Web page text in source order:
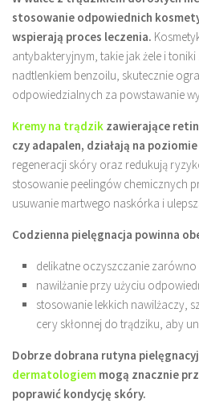
stosowanie odpowiednich
wspierają proces leczenia.
antybakteryjnym, takie jak żele i
nadtlenkiem benzoilu, skutecznie
odpowiedzialnych za powstawanie
Kremy na trądzik zawierające
czy adapalen, działają na
regeneracji skóry oraz redukują
stosowanie peelingów chemicznych
usuwanie martwego naskórka i
Codzienna pielęgnacja powinna
delikatne oczyszczanie
nawilżanie przy użyciu
stosowanie lekkich nawilżaczy,
cery skłonnej do trądziku, aby
Dobrze dobrana rutyna
dermatologiem mogą znacznie
poprawić kondycję skóry.